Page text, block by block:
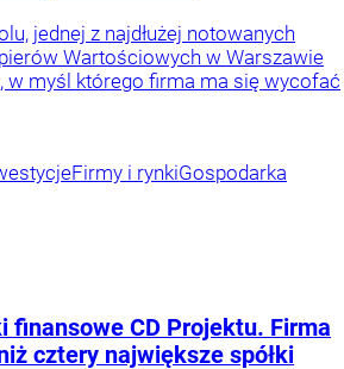
jednej z najdłużej notowanych
Wartościowych w Warszawie
w myśl którego firma ma się wycofać
Firmy i rynkiGospodarka
finansowe CD Projektu. Firma
cztery największe spółki